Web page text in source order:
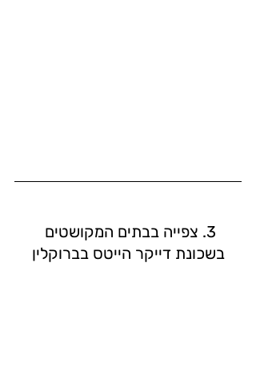
3. צפייה בבתים המקושטים
בשכונת דייקר הייטס בברוקלין